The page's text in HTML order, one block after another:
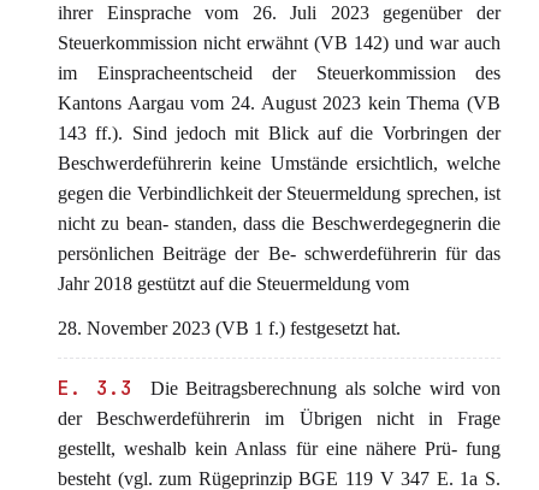
ihrer Einsprache vom 26. Juli 2023 gegenüber der
Steuerkommission nicht erwähnt (VB 142) und war auch
im Einspracheentscheid der Steuerkommission des
Kantons Aargau vom 24. August 2023 kein Thema (VB
143 ff.). Sind jedoch mit Blick auf die Vorbringen der
Beschwerdeführerin keine Umstände ersichtlich, welche
gegen die Verbindlichkeit der Steuermeldung sprechen, ist
nicht zu bean- standen, dass die Beschwerdegegnerin die
persönlichen Beiträge der Be- schwerdeführerin für das
Jahr 2018 gestützt auf die Steuermeldung vom
28. November 2023 (VB 1 f.) festgesetzt hat.
E. 3.3
Die Beitragsberechnung als solche wird von
der Beschwerdeführerin im Übrigen nicht in Frage
gestellt, weshalb kein Anlass für eine nähere Prü- fung
besteht (vgl. zum Rügeprinzip BGE 119 V 347 E. 1a S.